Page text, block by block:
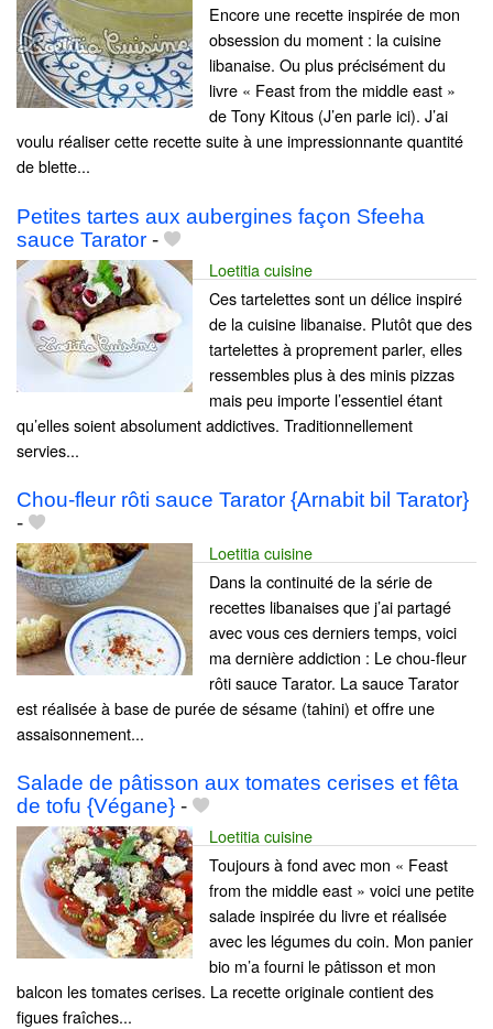
Encore une recette inspirée de mon
obsession du moment : la cuisine
libanaise. Ou plus précisément du
livre « Feast from the middle east »
de Tony Kitous (J’en parle ici). J’ai
voulu réaliser cette recette suite à une impressionnante quantité
de blette...
Petites tartes aux aubergines façon Sfeeha
sauce Tarator -
Loetitia cuisine
Ces tartelettes sont un délice inspiré
de la cuisine libanaise. Plutôt que des
tartelettes à proprement parler, elles
ressembles plus à des minis pizzas
mais peu importe l’essentiel étant
qu’elles soient absolument addictives. Traditionnellement
servies...
Chou-fleur rôti sauce Tarator {Arnabit bil Tarator}
-
Loetitia cuisine
Dans la continuité de la série de
recettes libanaises que j’ai partagé
avec vous ces derniers temps, voici
ma dernière addiction : Le chou-fleur
rôti sauce Tarator. La sauce Tarator
est réalisée à base de purée de sésame (tahini) et offre une
assaisonnement...
Salade de pâtisson aux tomates cerises et fêta
de tofu {Végane} -
Loetitia cuisine
Toujours à fond avec mon « Feast
from the middle east » voici une petite
salade inspirée du livre et réalisée
avec les légumes du coin. Mon panier
bio m’a fourni le pâtisson et mon
balcon les tomates cerises. La recette originale contient des
figues fraîches...